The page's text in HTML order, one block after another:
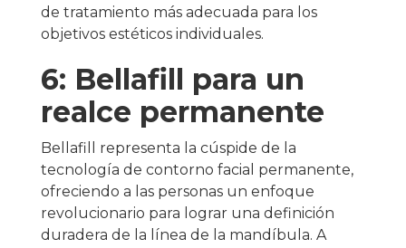
de tratamiento más adecuada para los
objetivos estéticos individuales.
6: Bellafill para un
realce permanente
Bellafill representa la cúspide de la
tecnología de contorno facial permanente,
ofreciendo a las personas un enfoque
revolucionario para lograr una definición
duradera de la línea de la mandíbula. A